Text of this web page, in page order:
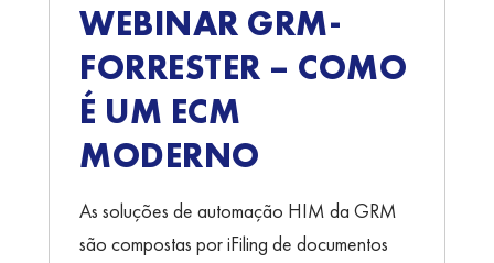
WEBINAR GRM-
FORRESTER – COMO
É UM ECM
MODERNO
As soluções de automação HIM da GRM
são compostas por iFiling de documentos